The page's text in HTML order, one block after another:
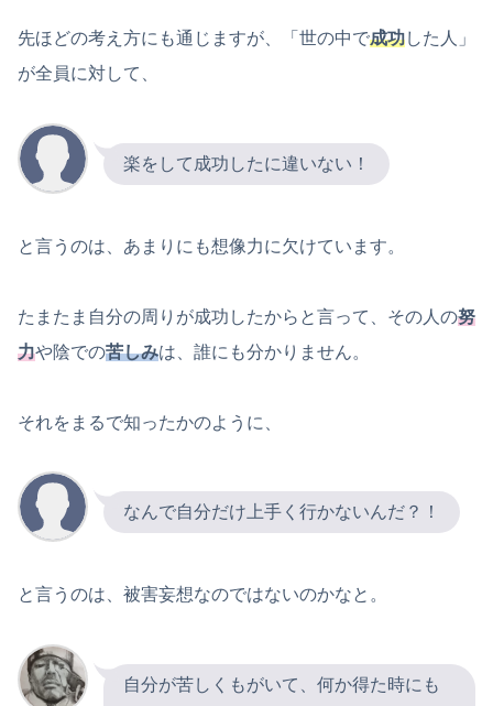
先ほどの考え方にも通じますが、「世の中で成功した人」
が全員に対して、
楽をして成功したに違いない！
と言うのは、あまりにも想像力に欠けています。
たまたま自分の周りが成功したからと言って、その人の努
力や陰での苦しみは、誰にも分かりません。
それをまるで知ったかのように、
なんで自分だけ上手く行かないんだ？！
と言うのは、被害妄想なのではないのかなと。
自分が苦しくもがいて、何か得た時にも